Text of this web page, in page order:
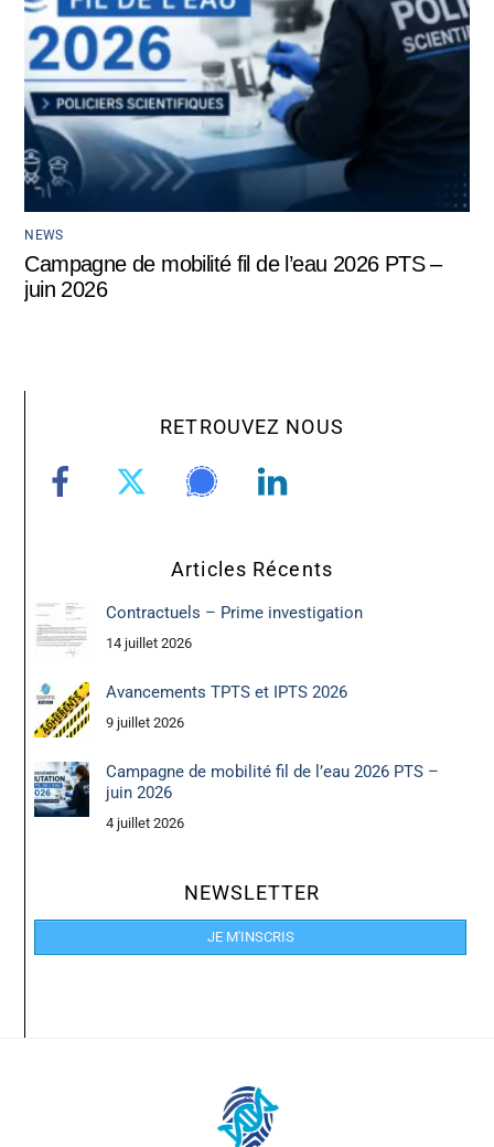
NEWS
Campagne de mobilité fil de l’eau 2026 PTS –
juin 2026
RETROUVEZ NOUS
Articles Récents
Contractuels – Prime investigation
14 juillet 2026
Avancements TPTS et IPTS 2026
9 juillet 2026
Campagne de mobilité fil de l’eau 2026 PTS –
juin 2026
4 juillet 2026
NEWSLETTER
JE M'INSCRIS
Back
To